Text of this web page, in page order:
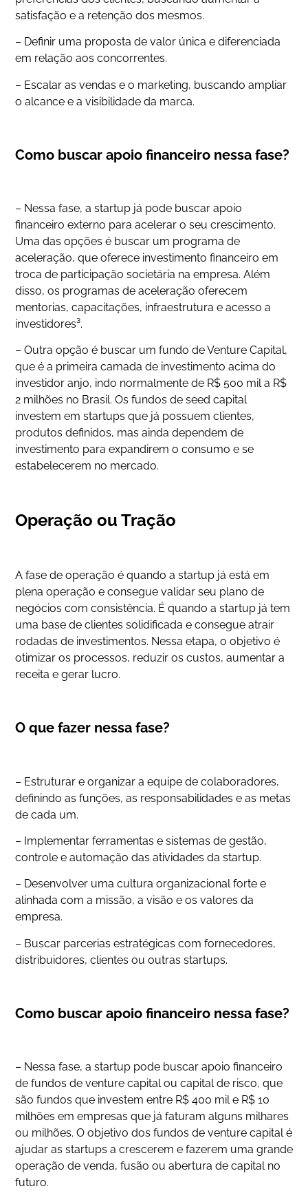
satisfação e a retenção dos mesmos.
– Definir uma proposta de valor única e diferenciada
em relação aos concorrentes.
– Escalar as vendas e o marketing, buscando ampliar
o alcance e a visibilidade da marca.
Como buscar apoio financeiro nessa fase?
– Nessa fase, a startup já pode buscar apoio
financeiro externo para acelerar o seu crescimento.
Uma das opções é buscar um programa de
aceleração, que oferece investimento financeiro em
troca de participação societária na empresa. Além
disso, os programas de aceleração oferecem
mentorias, capacitações, infraestrutura e acesso a
investidores³.
– Outra opção é buscar um fundo de Venture Capital,
que é a primeira camada de investimento acima do
investidor anjo, indo normalmente de R$ 500 mil a R$
2 milhões no Brasil. Os fundos de seed capital
investem em startups que já possuem clientes,
produtos definidos, mas ainda dependem de
investimento para expandirem o consumo e se
estabelecerem no mercado.
Operação ou Tração
A fase de operação é quando a startup já está em
plena operação e consegue validar seu plano de
negócios com consistência. É quando a startup já tem
uma base de clientes solidificada e consegue atrair
rodadas de investimentos. Nessa etapa, o objetivo é
otimizar os processos, reduzir os custos, aumentar a
receita e gerar lucro.
O que fazer nessa fase?
– Estruturar e organizar a equipe de colaboradores,
definindo as funções, as responsabilidades e as metas
de cada um.
– Implementar ferramentas e sistemas de gestão,
controle e automação das atividades da startup.
– Desenvolver uma cultura organizacional forte e
alinhada com a missão, a visão e os valores da
empresa.
– Buscar parcerias estratégicas com fornecedores,
distribuidores, clientes ou outras startups.
Como buscar apoio financeiro nessa fase?
– Nessa fase, a startup pode buscar apoio financeiro
de fundos de venture capital ou capital de risco, que
são fundos que investem entre R$ 400 mil e R$ 10
milhões em empresas que já faturam alguns milhares
ou milhões. O objetivo dos fundos de venture capital é
ajudar as startups a crescerem e fazerem uma grande
operação de venda, fusão ou abertura de capital no
futuro.